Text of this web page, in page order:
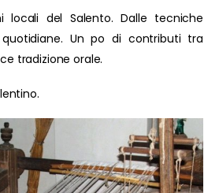
locali del Salento. Dalle tecniche
Un po di contributi tra
tradizione orale.